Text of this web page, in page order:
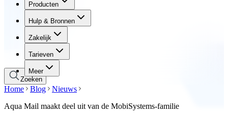
Producten
Hulp & Bronnen
Zakelijk
Tarieven
Meer
Producten
Hulp & Bronnen
Zakelijk
Tarieven
Zoeken
Home Blog
Nieuws
Aqua Mail maakt deel uit van de MobiSystems-familie